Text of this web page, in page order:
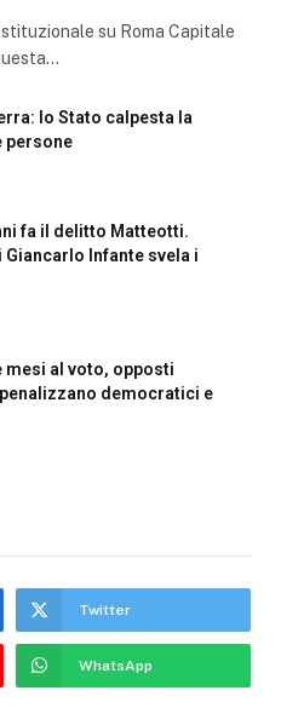
su Roma Capitale
lo Stato calpesta la
persone
fa il delitto Matteotti.
Giancarlo Infante svela i
mesi al voto, opposti
democratici e
Twitter
WhatsApp